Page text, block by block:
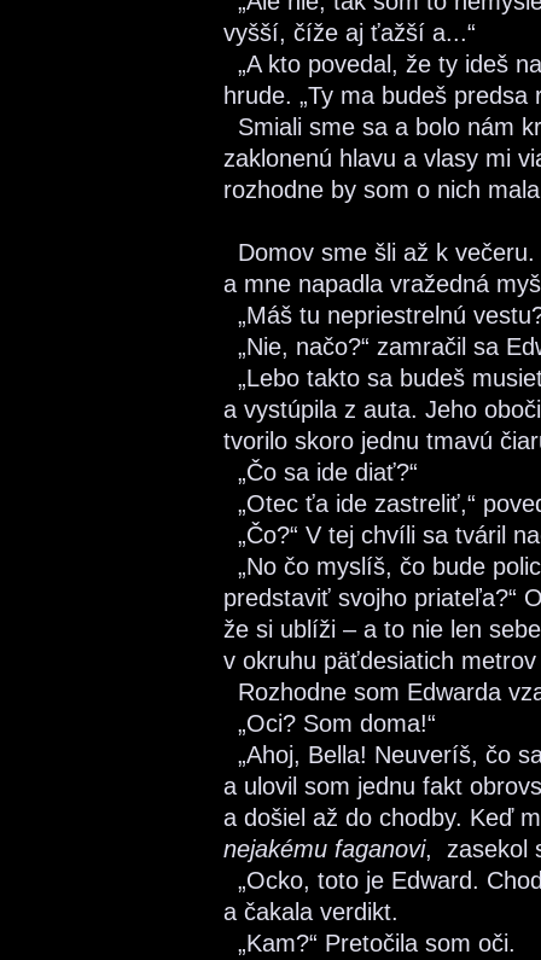
vyšší, číže aj ťažší a...“
„A kto povedal, že ty ideš
hrude. „Ty ma budeš predsa
Smiali sme sa a bolo nám
zaklonenú hlavu a vlasy mi
rozhodne by som o nich
Domov sme šli až k
a mne napadla vražedná
„Máš tu nepriestrelnú
„Nie, načo?“ zamračil sa
„Lebo takto sa budeš
a vystúpila z auta. Jeho
tvorilo skoro jednu tmavú
„Čo sa ide diať?“
„Otec ťa ide zastreliť,“
„Čo?“ V tej chvíli sa tváril
„No čo myslíš, čo bude
predstaviť svojho priateľa?“
že si ublíži – a to nie len
v okruhu päťdesiatich
Rozhodne som Edwarda
„Oci? Som doma!“
„Ahoj, Bella! Neuveríš, čo
a ulovil som jednu fakt
a došiel až do chodby. Keď
nejakému faganovi, zasekol
„Ocko, toto je Edward.
a čakala verdikt.
„Kam?“ Pretočila som oči.